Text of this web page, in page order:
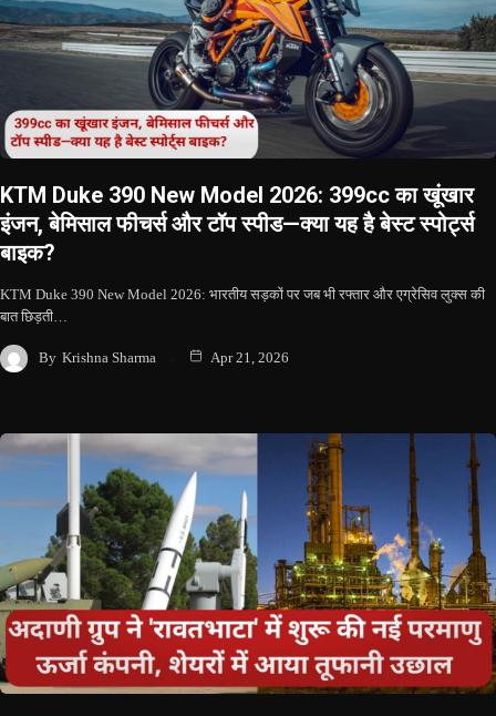
KTM Duke 390 New Model 2026: 399cc का खूंखार
इंजन, बेमिसाल फीचर्स और टॉप स्पीड—क्या यह है बेस्ट स्पोर्ट्स
बाइक?
KTM Duke 390 New Model 2026: भारतीय सड़कों पर जब भी रफ्तार और एग्रेसिव लुक्स की
बात छिड़ती…
By Krishna Sharma Apr 21, 2026